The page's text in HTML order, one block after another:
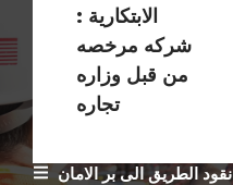
نقود الطريق الى بر الامان
الابتكارية :
شركه مرخصه
من قبل وزاره
تجاره